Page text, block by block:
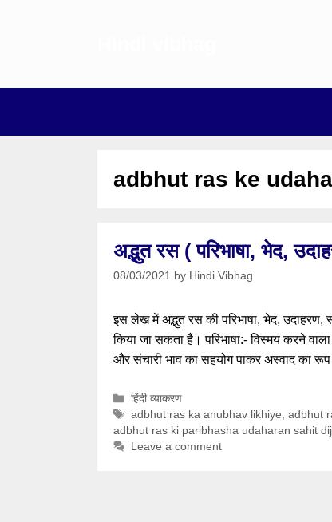
adbhut ras ke
अद्भुत रस ( परिभाषा, भेद,
08/03/2021 by Hindi Vibhag
इस लेख में अद्भुत रस की परिभाषा, भेद, उदाहरण,
किया जा सकता है। परिभाषा:- विस्मय करने
और संचारी भाव का सहयोग पाकर अस्वाद का
Categories
हिंदी व्याकरण
Tags
adbhut ras ka anubhav likhiye adbhut
adbhut ras ki paribhasha udaharan sahit
Leave a comment